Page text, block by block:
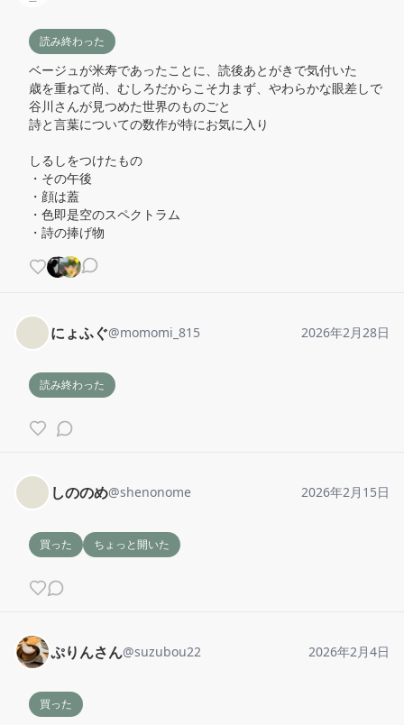
読み終わった
ベージュが米寿であったことに、読後あとがきで気付いた
歳を重ねて尚、むしろだからこそ力まず、やわらかな眼差しで
谷川さんが見つめた世界のものごと
詩と言葉についての数作が特にお気に入り
しるしをつけたもの
・その午後
・顔は蓋
・色即是空のスペクトラム
・詩の捧げ物
にょふぐ@momomi_815 2026年2月28日
読み終わった
しののめ@shenonome 2026年2月15日
買った ちょっと開いた
ぷりんさん@suzubou22 2026年2月4日
買った